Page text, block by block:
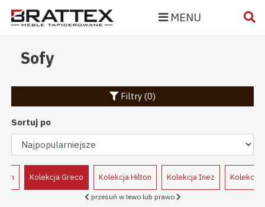
MENU
Sofy
Filtry (0)
Sortuj po
Kolekcja Greco Kolekcja Hilton Kolekcja Inez Kolekcja
przesuń w lewo lub prawo